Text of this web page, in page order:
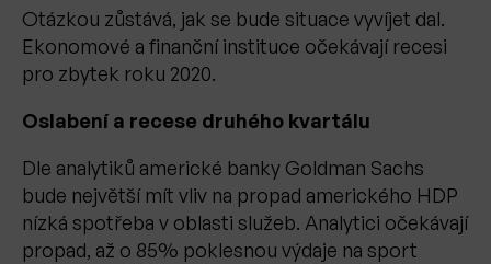
Otázkou zůstává, jak se bude situace vyvíjet dal.
Ekonomové a finanční instituce očekávají recesi
pro zbytek roku 2020.
Oslabení a recese druhého kvartálu
Dle analytiků americké banky Goldman Sachs
bude největší mít vliv na propad amerického HDP
nízká spotřeba v oblasti služeb. Analytici očekávají
propad, až o 85% poklesnou výdaje na sport